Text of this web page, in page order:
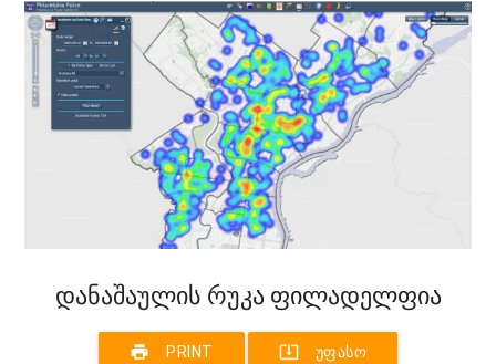
დანაშაულის რუკა ფილადელფია
print PRINT system_update_alt ᲣᲤᲐᲡᲝ